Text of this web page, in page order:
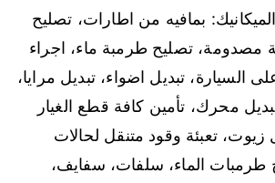
بمافيه من اطارات، تصليح
مصدومة، تصليح طرمبة ماء، اجراء
السيارة، تبديل اضواء، تبديل مرايا،
محرك، تأمين كافة قطع الغيار
زيوت، تعبئة وقود متنقل لحالات
طرمبات الماء، سلفات، سفايف،